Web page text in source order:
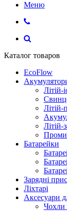
Меню
Каталог товаров
EcoFlow
Літій-
Батарейки
Зарядні
Ліхтарі
Аксесуари
Чохли